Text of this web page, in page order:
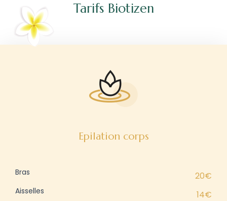
Tarifs Biotizen
Epilation corps
Bras 20€
Aisselles 14€